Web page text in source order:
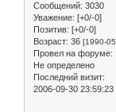
Сообщений: 3030
Уважение: [+0/-0]
Позитив: [+0/-0]
Возраст: 36 [1990-
Провел на форуме:
Не определено
Последний визит:
2006-09-30 23:59:23